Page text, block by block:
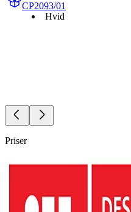
CP2093/01
Hvid
Priser